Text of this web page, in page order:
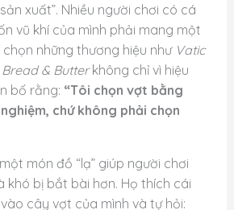
xuất”. Nhiều người chơi có cá
vũ khí của mình phải mang một
những thương hiệu như Vatic
& Butterkhông chỉ vì hiệu
bố rằng: “Tôi chọn vợt bằng
chứ không phải chọn
món đồ “lạ” giúp người chơi
khó bị bắt bài hơn. Họ thích cái
cây vợt của mình và tự hỏi: